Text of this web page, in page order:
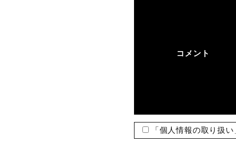
コメント
「 個人情報の取り扱い